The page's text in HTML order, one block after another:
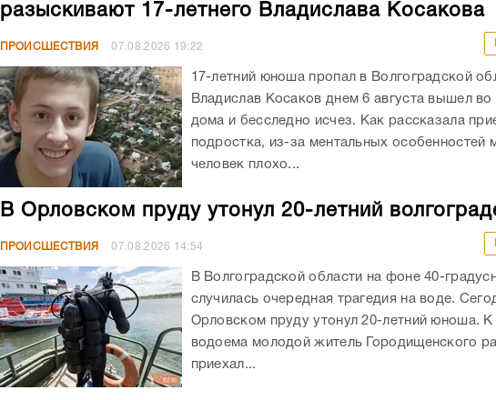
разыскивают 17-летнего Владислава Косакова
ПРОИСШЕСТВИЯ 07.08.2026 19:22
17-летний юноша пропал в Волгоградской
Владислав Косаков днем 6 августа вышел во
дома и бесследно исчез. Как рассказала
подростка, из-за ментальных особенностей
человек плохо...
В Орловском пруду утонул 20-летний
ПРОИСШЕСТВИЯ 07.08.2026 14:54
В Волгоградской области на фоне 40-
случилась очередная трагедия на воде.
Орловском пруду утонул 20-летний юноша. К
водоема молодой житель Городищенского
приехал...